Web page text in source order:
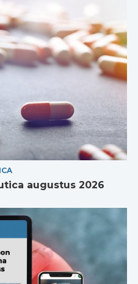
augustus 2026